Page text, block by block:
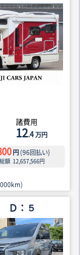
諸費用
12.4万円
円 (96回払い)
額 12,657,566円
Ｄ：５